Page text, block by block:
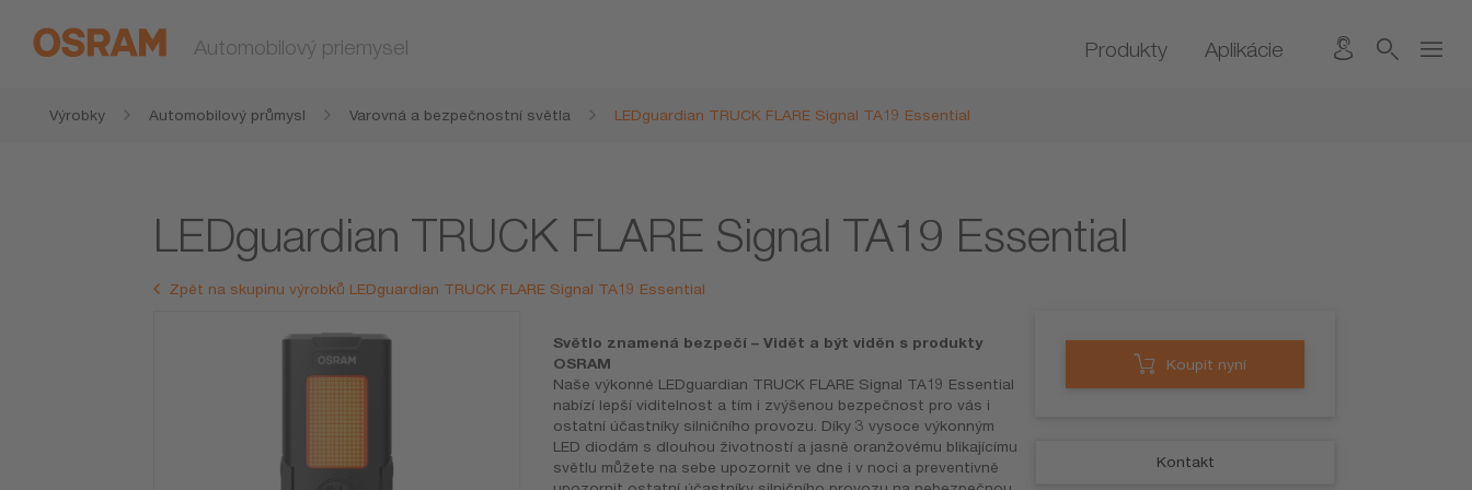
Automobilový priemysel Produkty Aplikácie
Výrobky Automobilový průmysl Varovná a bezpečnostní světla LEDguardian TRUCK FLARE Signal TA19 Essential
LEDguardian TRUCK FLARE Signal TA19 Essential
Zpět na skupinu výrobků LEDguardian TRUCK FLARE Signal TA19 Essential
Světlo znamená bezpečí – Vidět a být viděn s produkty
OSRAM
Naše výkonné LEDguardian TRUCK FLARE Signal TA19 Essential
nabízí lepší viditelnost a tím i zvýšenou bezpečnost pro vás i
ostatní účastníky silničního provozu. Díky 3 vysoce výkonným
LED diodám s dlouhou životností a jasně oranžovému blikajícímu
světlu můžete na sebe upozornit ve dne i v noci a preventivně
Koupit nyní
Kontakt